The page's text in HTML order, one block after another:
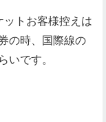
トお客様控えは
の時、国際線の
いです。